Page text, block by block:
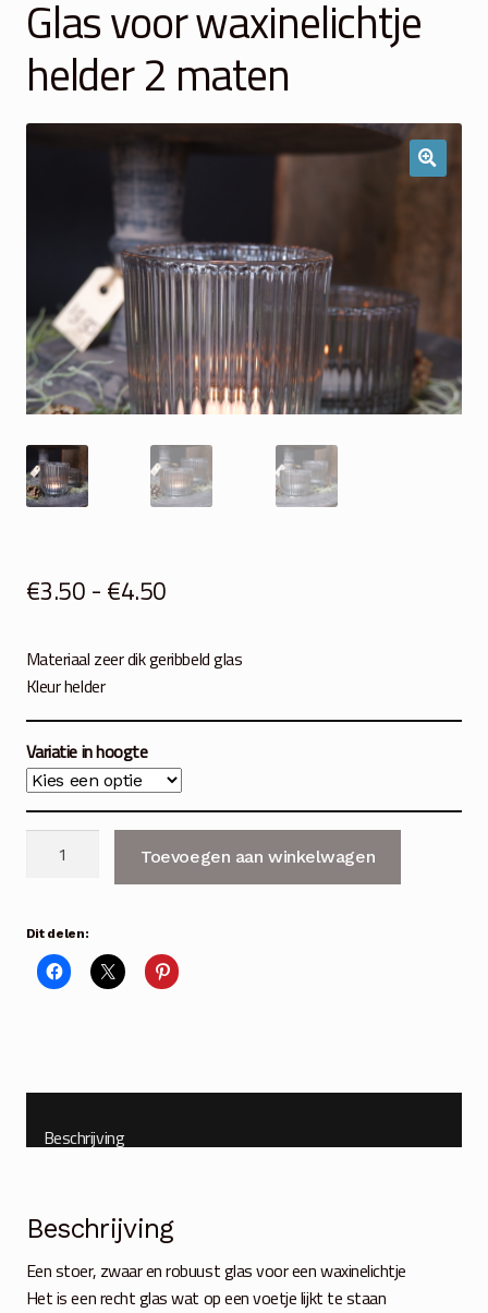
Winkelmand
Over Ons
Veelgestelde vragen
Glas voor waxinelichtje
helder 2 maten
€3.50 - €4.50Prijsklasse:
tot
Materiaal zeer dik geribbeld glas
Kleur helder
Variatie in hoogte
helder
maten
Toevoegen aan winkelwagen
Dit delen:
Beschrijving
Beschrijving
Een stoer, zwaar en robuust glas voor een waxinelichtje
Het is een recht glas wat op een voetje lijkt te staan